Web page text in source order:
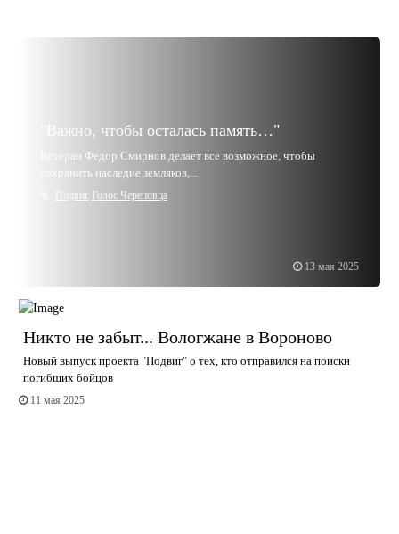
13 мая 2025
"Важно, чтобы осталась память…"
Ветеран Федор Смирнов делает все возможное, чтобы
сохранить наследие земляков,...
Подвиг Голос Череповца
Никто не забыт... Вологжане в Вороново
Новый выпуск проекта "Подвиг" о тех, кто отправился на поиски
погибших бойцов
11 мая 2025